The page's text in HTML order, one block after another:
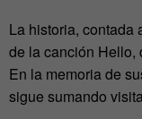
La historia, contada
de la canción Hello,
En la memoria de
sigue sumando